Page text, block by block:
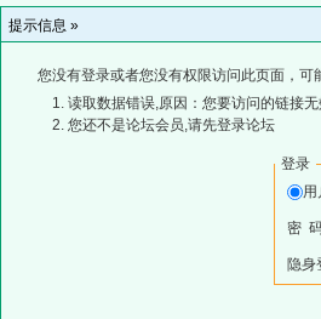
提示信息 »
您没有登录或者您没有权限访问此页面，可
读取数据错误,原因：您要访问的链接
您还不是论坛会员,请先登录论坛
登录
密
隐身